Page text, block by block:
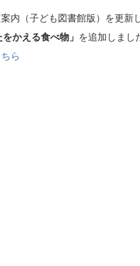
内（子ども図書館版）を更新
かえる食べ物」 を追加しまし
ら